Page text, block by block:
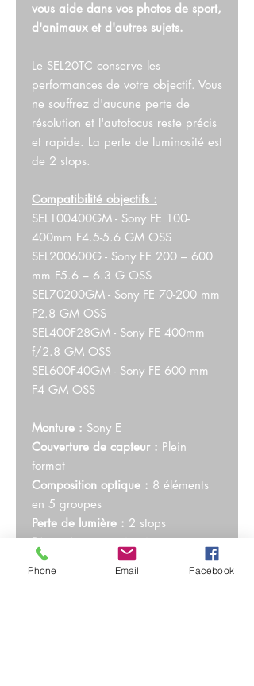
vous aide dans vos photos de sport,
d'animaux et d'autres sujets.
Le SEL20TC conserve les
performances de votre objectif. Vous
ne souffrez d'aucune perte de
résolution et l'autofocus reste précis
et rapide. La perte de luminosité est
de 2 stops.
Compatibilité objectifs :
SEL100400GM - Sony FE 100-
400mm F4.5-5.6 GM OSS
SEL200600G - Sony FE 200 – 600
mm F5.6 – 6.3 G OSS
SEL70200GM - Sony FE 70-200 mm
F2.8 GM OSS
SEL400F28GM - Sony FE 400mm
f/2.8 GM OSS
SEL600F40GM - Sony FE 600 mm
F4 GM OSS
Monture : Sony E
Couverture de capteur : Plein
format
Composition optique : 8 éléments
en 5 groupes
Perte de lumière : 2 stops
Dimensions :62,4 x 42,7 mm
Poids :
207 grammes
Phone Email Facebook